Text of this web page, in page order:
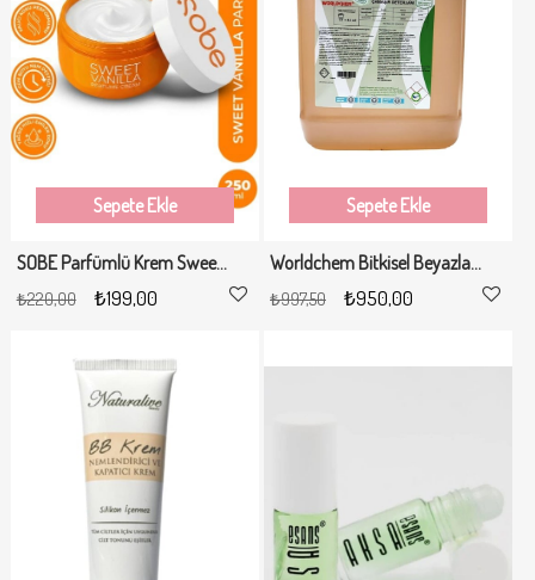
SOBE Parfümlü Krem Sweet Vanilla 250ml
₺199,00
₺220,00
Sepete Ekle
Worldchem Bitkisel Beyazlar İçin Sıvı Çamaşır Deterjanı 5LT
₺950,00
₺997,50
Sepete Ekle